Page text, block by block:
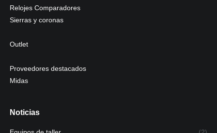
Relojes Comparadores
Sierras y coronas
Outlet
Proveedores destacados
Midas
Noticias